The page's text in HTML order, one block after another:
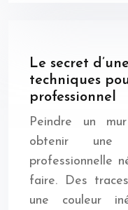
Le secret
techniques
professionnel
Peindre un
obtenir
professionnelle
faire. Des
une couleur